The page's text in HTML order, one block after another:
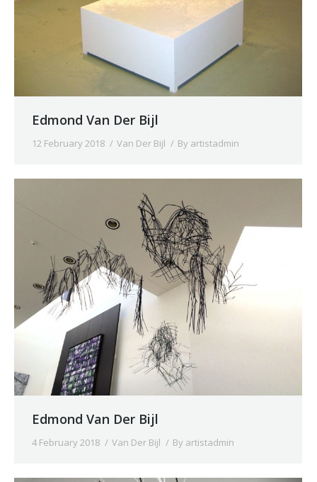
Edmond Van Der Bijl
12 February 2018 Van Der Bijl By artistadmin
Edmond Van Der Bijl
4 February 2018 Van Der Bijl By artistadmin